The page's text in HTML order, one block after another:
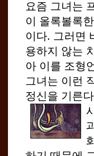
요즘 그녀는
이 올록볼록
이다. 그러면
용하지 않는
아 이를 조형
그녀는 이런
정신을 기른